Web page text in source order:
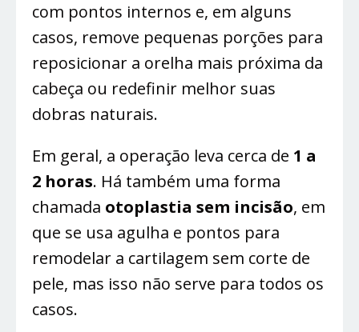
com pontos internos e, em alguns
casos, remove pequenas porções para
reposicionar a orelha mais próxima da
cabeça ou redefinir melhor suas
dobras naturais.
Em geral, a operação leva cerca de 1 a
2 horas. Há também uma forma
chamada otoplastia sem incisão, em
que se usa agulha e pontos para
remodelar a cartilagem sem corte de
pele, mas isso não serve para todos os
casos.